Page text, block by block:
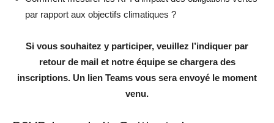
par rapport aux objectifs climatiques ?
Si vous souhaitez y participer, veuillez l’indiquer par
retour de mail et notre équipe se chargera des
inscriptions. Un lien Teams vous sera envoyé le moment
venu.